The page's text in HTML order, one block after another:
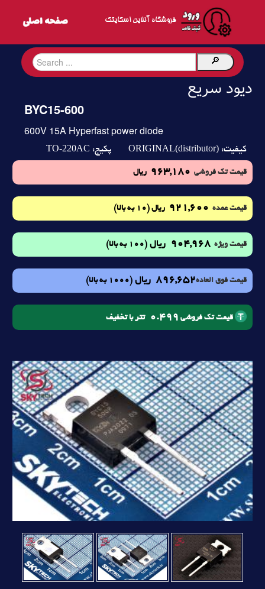
فروشگاه آنلاین اسکایتک
دیود سریع
BYC15-600
600V 15A Hyperfast power diode
کیفیت: ORIGINAL(distributor) پکیج: TO-220AC
قیمت تک فروشی 963,180 ریال
قیمت عمده 921,600 ریال (10 به بالا)
قیمت ویژه 904,968 ریال (100 به بالا)
قیمت فوق العاده896,652 ریال (1000 به بالا)
قیمت تک فروشی 0.499 تتر با تخفیف